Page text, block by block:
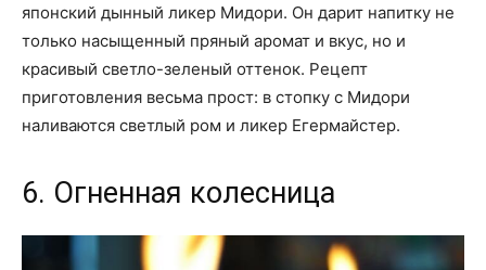
японский дынный ликер Мидори. Он дарит напитку не
только насыщенный пряный аромат и вкус, но и
красивый светло-зеленый оттенок. Рецепт
приготовления весьма прост: в стопку с Мидори
наливаются светлый ром и ликер Егермайстер.
6. Огненная колесница